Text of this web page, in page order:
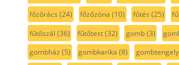
főzőrács (24) főzőzóna (10) fűtés (25)
fűtőszál (36) fűtőtest(32) gomb(3)
gombház (5) gombkarika (8) gombtengely